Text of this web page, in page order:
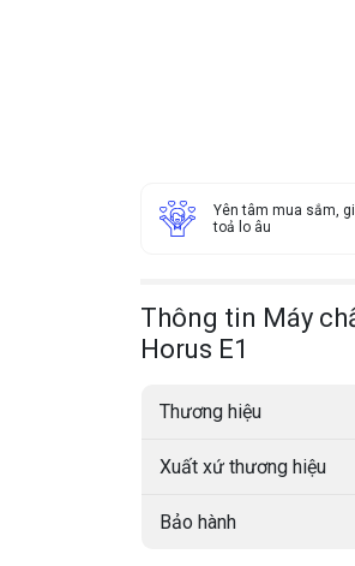
Yên tâm mua sắm,
toả lo âu
Thông tin Máy
Horus E1
Thương hiệu
Xuất xứ thương hiệu
Bảo hành